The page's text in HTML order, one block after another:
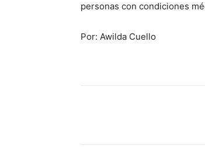
personas con condiciones
Por: Awilda Cuello